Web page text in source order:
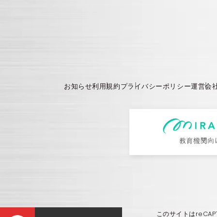
お知らせ利用規約プライバシーポリシー運営会
このサイトは